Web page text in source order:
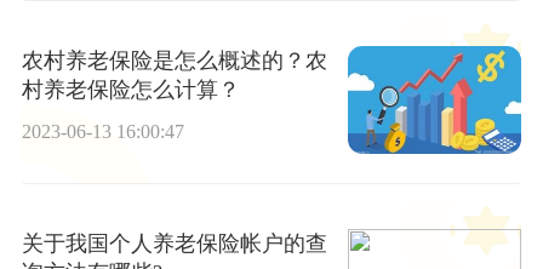
农村养老保险是怎么概述的？农
村养老保险怎么计算？
2023-06-13 16:00:47
关于我国个人养老保险帐户的查